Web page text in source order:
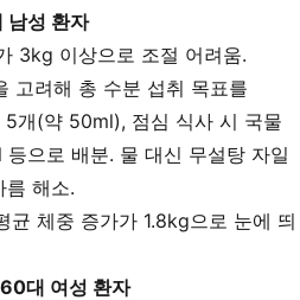
남성 환자
3kg 이상으로 조절 어려움.
고려해 총 수분 섭취 목표를
개(약 50ml), 점심 식사 시 국물
으로 배분. 물 대신 무설탕 자일
름 해소.
균 체중 증가가 1.8kg으로 눈에 띄
대 여성 환자